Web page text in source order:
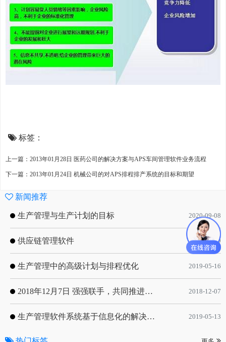
标签：
上一篇：2013年01月28日 医药公司的解决方案与APS车间管理软件业务流程
下一篇：2013年01月24日 机械公司的对APS排程排产系统的目标和期望
新闻推荐
生产管理与生产计划的目标 2020-09-08
供应链管理软件 2020-01-19
生产管理中的高级计划与排程优化 2019-05-16
2018年12月7日 强强联手，共同推进电子器件领域APS应用典范 风华高科生产自动化工业互联网应用项目-APS项目启动会 2018-12-07
生产管理软件系统基于信息化的解决方案 2019-05-13